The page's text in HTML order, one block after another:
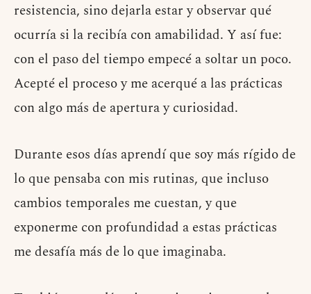
resistencia, sino dejarla estar y observar qué
ocurría si la recibía con amabilidad. Y así fue:
con el paso del tiempo empecé a soltar un poco.
Acepté el proceso y me acerqué a las prácticas
con algo más de apertura y curiosidad.
Durante esos días aprendí que soy más rígido de
lo que pensaba con mis rutinas, que incluso
cambios temporales me cuestan, y que
exponerme con profundidad a estas prácticas
me desafía más de lo que imaginaba.